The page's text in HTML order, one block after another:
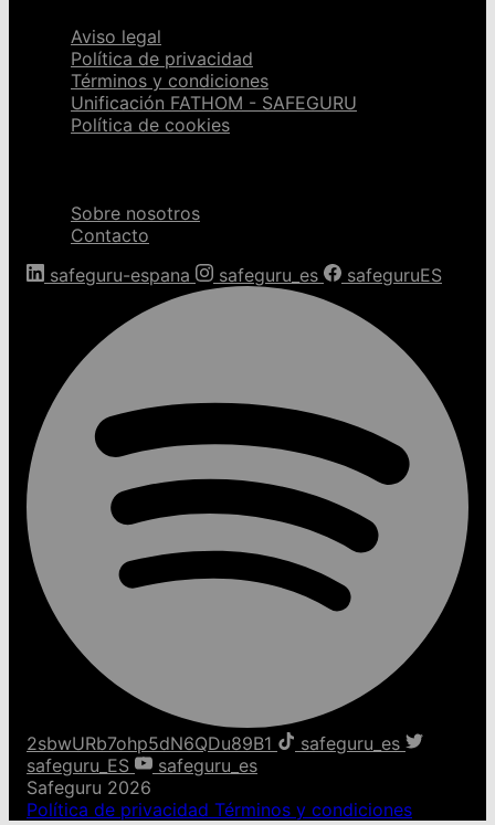
Aviso legal
Política de privacidad
Términos y condiciones
Unificación FATHOM - SAFEGURU
Política de cookies
Sobre nosotros
Contacto
safeguru-espana
safeguru_es safeguruES
2sbwURb7ohp5dN6QDu89B1
safeguru_es
safeguru_ES
safeguru_es
Safeguru 2026
Política de privacidad Términos y condiciones